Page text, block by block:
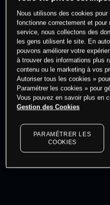
0 % des clients ont
cet actif
dernières données du
Nous utilisons des cookies
fonctionne correctement et pour
service, nous collectons des
les gens utilisent le site. En
pouvons améliorer votre
à trouver des informations plus
contenu ou le marketing à vos
Autoriser tous les cookies »
Paramétrer les cookies » pour
Vous pouvez en savoir plus en
Gestion des Cookies
PARAMÉTRER LES
COOKIES